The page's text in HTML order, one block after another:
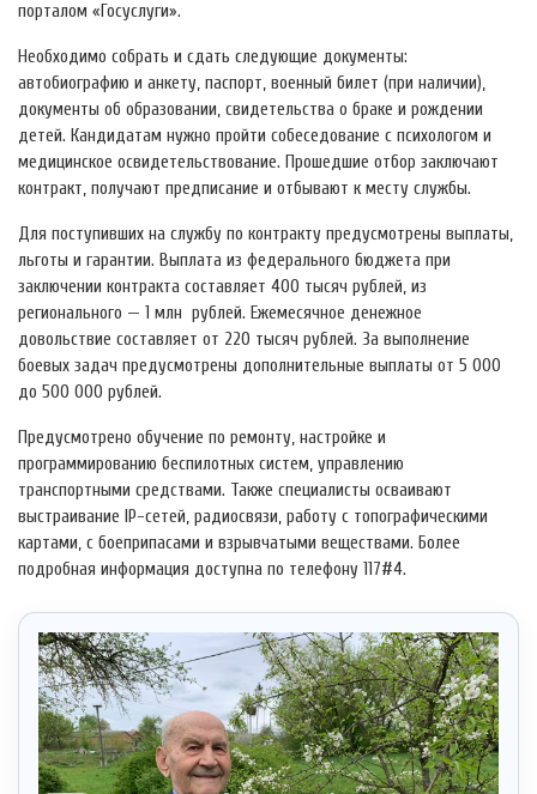
порталом «Госуслуги».
Необходимо собрать и сдать следующие документы:
автобиографию и анкету, паспорт, военный билет (при наличии),
документы об образовании, свидетельства о браке и рождении
детей. Кандидатам нужно пройти собеседование с психологом и
медицинское освидетельствование. Прошедшие отбор заключают
контракт, получают предписание и отбывают к месту службы.
Для поступивших на службу по контракту предусмотрены выплаты,
льготы и гарантии. Выплата из федерального бюджета при
заключении контракта составляет 400 тысяч рублей, из
регионального — 1 млн рублей. Ежемесячное денежное
довольствие составляет от 220 тысяч рублей. За выполнение
боевых задач предусмотрены дополнительные выплаты от 5 000
до 500 000 рублей.
Предусмотрено обучение по ремонту, настройке и
программированию беспилотных систем, управлению
транспортными средствами. Также специалисты осваивают
выстраивание IP-сетей, радиосвязи, работу с топографическими
картами, с боеприпасами и взрывчатыми веществами. Более
подробная информация доступна по телефону 117#4.